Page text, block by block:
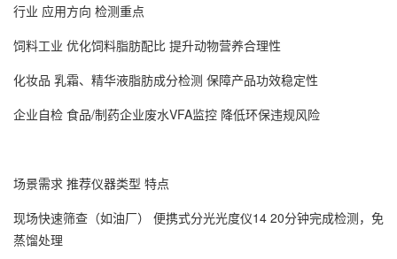
‌行业‌ ‌应用方向‌ ‌检测重点‌
‌饲料工业‌ 优化饲料脂肪配比 提升动物营养合理性‌
‌化妆品‌ 乳霜、精华液脂肪成分检测 保障产品功效稳定性‌
‌企业自检‌ 食品/制药企业废水VFA监控 降低环保违规风险‌
‌场景需求‌ ‌推荐仪器类型‌ ‌特点‌
现场快速筛查（如油厂） 便携式分光光度仪‌14 20分钟完成检测，免
蒸馏处理